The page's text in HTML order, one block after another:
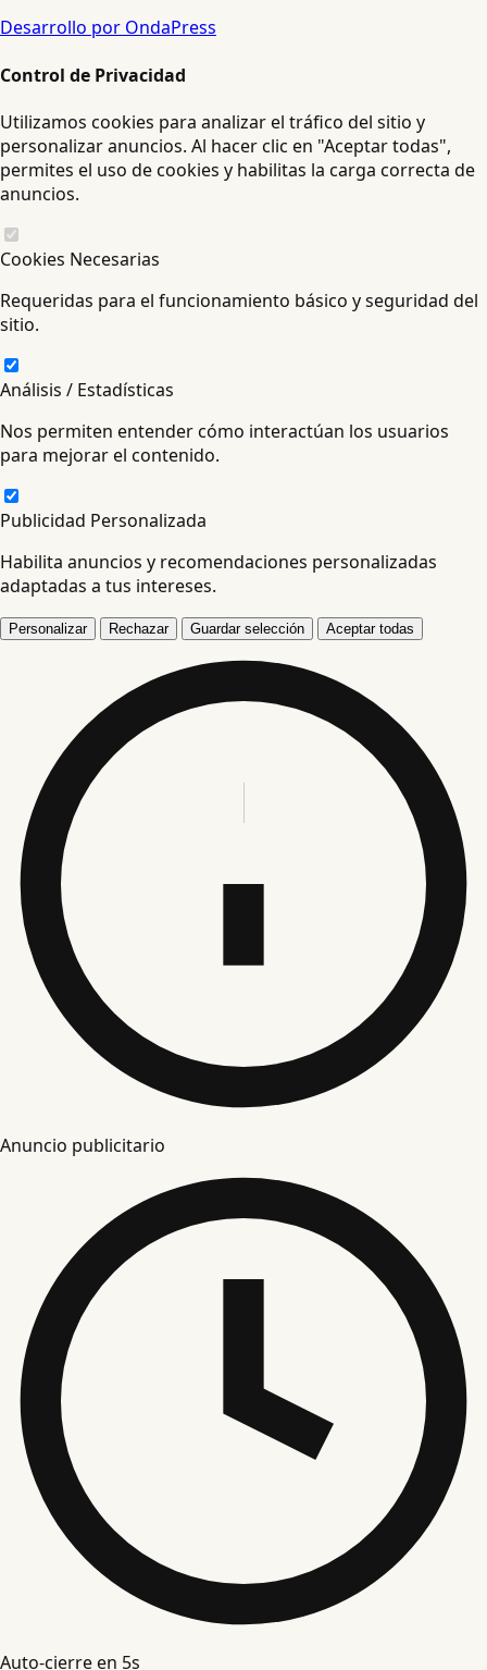
Desarrollo por OndaPress
Control de Privacidad
Utilizamos cookies para analizar el tráfico del sitio y
personalizar anuncios. Al hacer clic en "Aceptar todas",
permites el uso de cookies y habilitas la carga correcta de
anuncios.
Cookies Necesarias
Requeridas para el funcionamiento básico y seguridad del
sitio.
Análisis / Estadísticas
Nos permiten entender cómo interactúan los usuarios
para mejorar el contenido.
Publicidad Personalizada
Habilita anuncios y recomendaciones personalizadas
adaptadas a tus intereses.
Personalizar Rechazar Guardar selección Aceptar todas
Anuncio publicitario
Auto-cierre en 4s